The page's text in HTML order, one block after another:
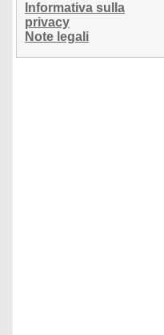
Informativa sulla
privacy
Note legali